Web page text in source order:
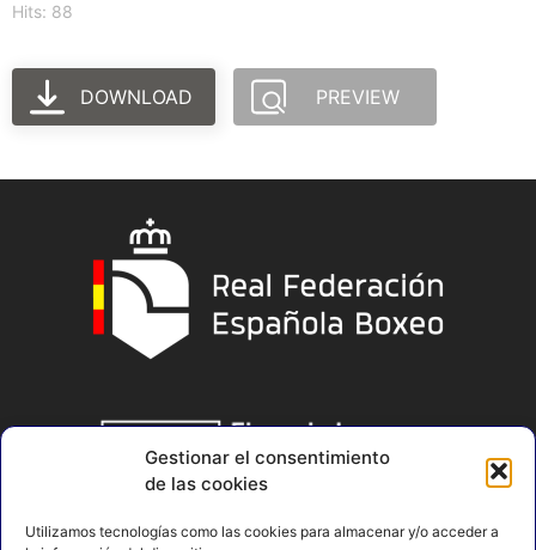
Gestionar el consentimiento
de las cookies
Utilizamos tecnologías como las cookies para almacenar y/o acceder a
Hits: 88
DOWNLOAD PREVIEW